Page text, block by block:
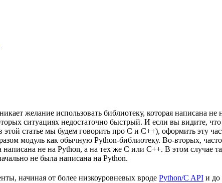
желание использовать библиотеку, которая написана
ситуациях недостаточно быстрый. И если вы видите,
статье мы будем говорить про C и C++), оформить эту
модуль как обычную Python-библиотеку. Во-вторых, часто
не на Python, а на тех же C или C++. В этом случае
не была написана на Python.
начиная от более низкоуровневых вроде Python/C API и до